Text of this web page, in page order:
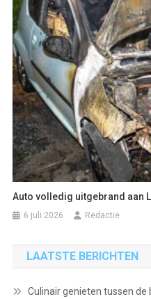
Auto volledig uitgebrand aan
6 juli 2026 Redactie
LAATSTE BERICHTEN
Culinair genieten tussen de